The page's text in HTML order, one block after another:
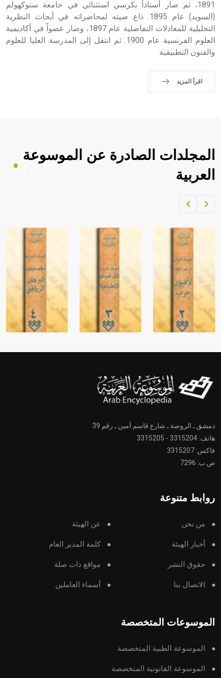
1891، ثم صار أستاذاً بكرسي استثنائي في جامعة ستوكهولم
(السويد) عام 1895. ذاع صيته لمحاضراته في أبحاث النظرية
التحليلية للمعادلات التفاضلية عام 1897، وصار عضواً في أكاديمية
العلوم الفرنسية عام 1900. ثم انتقل إلى المدرسة العليا للعلوم
والفنون التطبيقية.
اقرأ المزيد
المجلدات الصادرة عن الموسوعة
العربية
دمشق ـ الروضة ـ شارع قاسم أمين ـ رقم 39
هاتف: 3315204 - 3315205
فاكس: 3315207
ص.ب: 7296
روابط متنوعة
من نحن عن الهيئة
أخبار الهيئة كلمة المدير العام
حقوق النشر مواقع ذات صلة
الاتصال بنا أسماء العاملين
الموسوعات المتخصصة
الموسوعة الطبية المتخصصة
الموسوعة القانونية المتخصصة